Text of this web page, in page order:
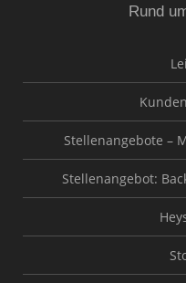
Rund
Stellenangebote –
Stellenangebot: